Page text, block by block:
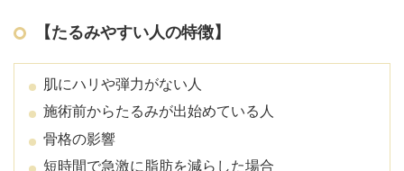
【たるみやすい人の特徴】
肌にハリや弾力がない人
施術前からたるみが出始めている人
骨格の影響
短時間で急激に脂肪を減らした場合